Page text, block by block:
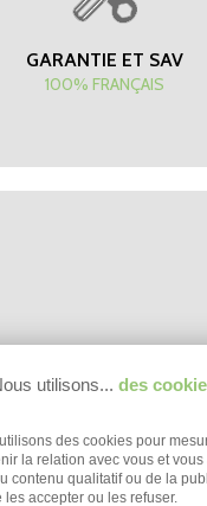
GARANTIE ET SAV
100% FRANÇAIS
utilisons... des
des cookies pour
la relation avec vous et
contenu qualitatif ou de la
accepter ou les refuser.